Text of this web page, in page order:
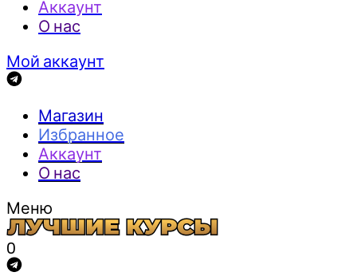
Аккаунт
О нас
Мой аккаунт
Магазин
Избранное
Аккаунт
О нас
Меню
0